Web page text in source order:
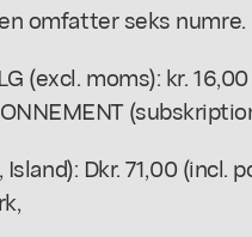
omfatter seks numre.
(excl. moms): kr.
Island): Dkr. 71,00 (incl.